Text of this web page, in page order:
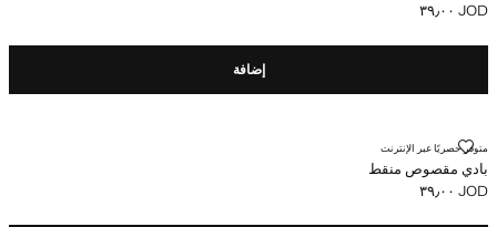
السعر الحالي [JOD ٣٩٫٠٠ ]
JOD ٣٩٫٠٠
إضافة
متوفر حصريًا عبر الإنترنت
بادي مقصوص منقط
بادي مقصوص منقط
السعر الحالي [JOD ٣٩٫٠٠ ]
JOD ٣٩٫٠٠